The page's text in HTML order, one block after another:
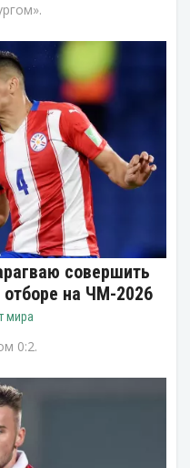
совершить
на ЧМ-2026
мира
0:2.